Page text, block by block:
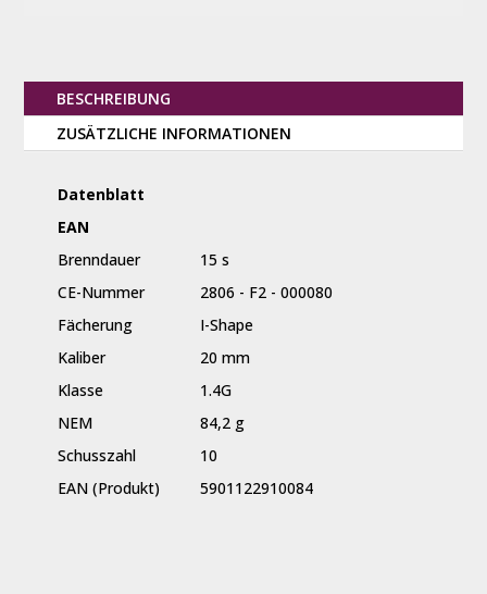
BESCHREIBUNG
ZUSÄTZLICHE INFORMATIONEN
Datenblatt
EAN
Brenndauer
15 s
CE-Nummer
2806 - F2 - 000080
Fächerung
I-Shape
Kaliber
20 mm
Klasse
1.4G
NEM
84,2 g
Schusszahl
10
EAN (Produkt)
5901122910084